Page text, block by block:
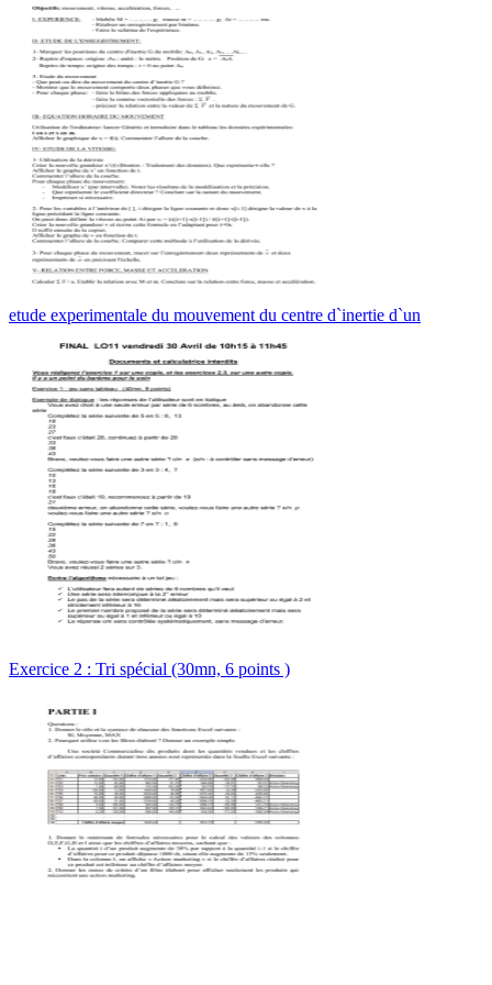
etude experimentale du mouvement du centre d`inertie d`un
Exercice 2 : Tri spécial (30mn, 6 points )